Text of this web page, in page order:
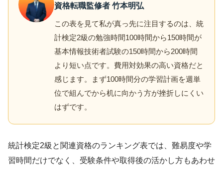
資格転職監修者 竹本明弘
この表を見て私が真っ先に注目するのは、統
計検定2級の勉強時間100時間から150時間が
基本情報技術者試験の150時間から200時間
より短い点です。費用対効果の高い資格だと
感じます。まず100時間分の学習計画を週単
位で組んでから机に向かう方が挫折しにくい
はずです。
統計検定2級と関連資格のランキング表では、難易度や学
習時間だけでなく、受験条件や取得後の活かし方もあわせ